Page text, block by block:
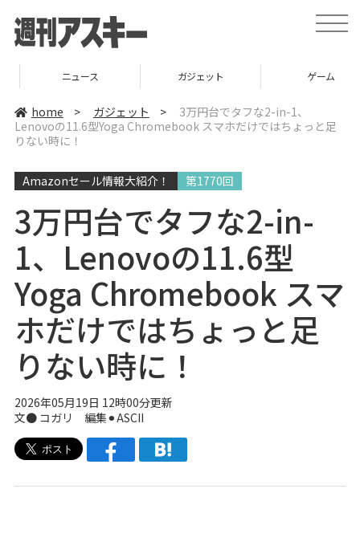
t
o
e
i
ニュース ガジェット ゲーム
home > ガジェット >
3万円台でタフな2-in-1、
Lenovoの11.6型Yoga Chromebook スマホだけではちょっと足
りない時に！
Amazonセール情報大紹介！ 第1770回
3万円台でタフな2-in-
1、Lenovoの11.6型
Yoga Chromebook スマ
ホだけではちょっと足
りない時に！
2026年05月19日 12時00分更新
文● コガリ 編集⚫︎ASCII